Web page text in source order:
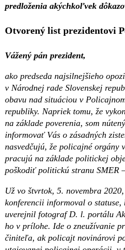
predloženia akýchkoľvek
Otvorený list prezidentovi
Vážený pán prezident,
ako predseda najsilnejšieho
v Národnej rade Slovenskej
obavu nad situáciou v
republiky. Napriek tomu, že
na základe poverenia, som
informovať Vás o zásadných
nasvedčujú, že policajné orgány
pracujú na základe politickej
poškodiť politickú stranu SMER
Už vo štvrtok, 5. novembra
konferencii informoval o
uverejnil fotograf D. l. portálu
ho v prílohe. Ide o zneužívanie
činiteľa, ak policajt novinárovi